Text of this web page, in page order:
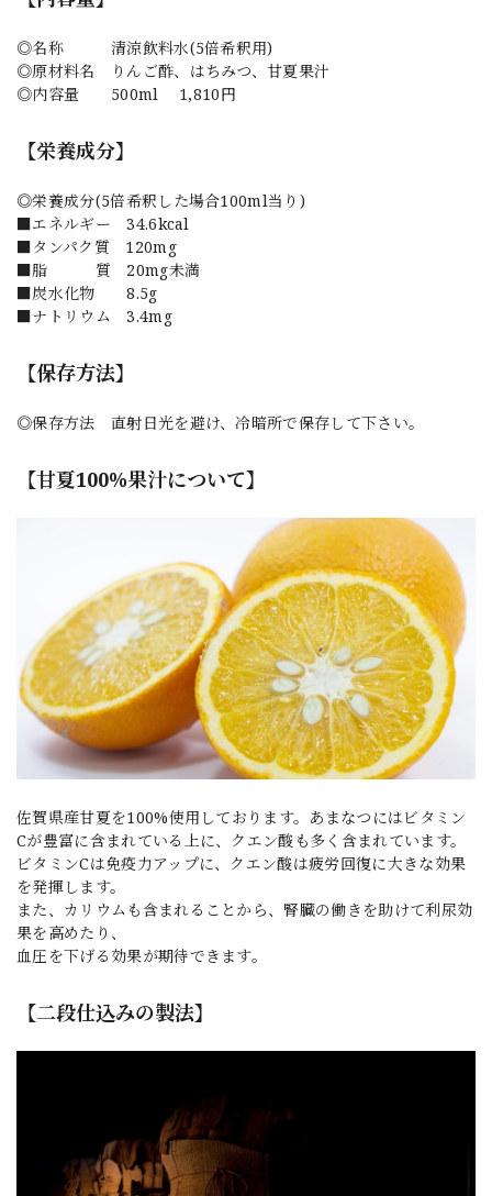
◎名称 清涼飲料水(5倍希釈用)
◎原材料名 りんご酢、はちみつ、甘夏果汁
◎内容量 500ml 1,810円
【栄養成分】
◎栄養成分(5倍希釈した場合100ml当り)
■エネルギー 34.6kcal
■タンパク質 120mg
■脂 質 20mg未満
■炭水化物 8.5g
■ナトリウム 3.4mg
【保存方法】
◎保存方法 直射日光を避け、冷暗所で保存して下さい。
【甘夏100%果汁について】
佐賀県産甘夏を100%使用しております。あまなつにはビタミン
Cが豊富に含まれている上に、クエン酸も多く含まれています。
ビタミンCは免疫力アップに、クエン酸は疲労回復に大きな効果
を発揮します。
また、カリウムも含まれることから、腎臓の働きを助けて利尿効
果を高めたり、
血圧を下げる効果が期待できます。
【二段仕込みの製法】